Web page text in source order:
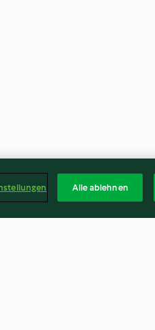
Alle ablehnen